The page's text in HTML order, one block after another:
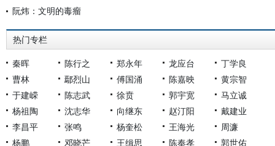
阮炜：文明的毒瘤
热门专栏
秦晖 陈行之 郑永年 龙应台
丁学良
曹林
鄢烈山 傅国涌 陈嘉映
黄宗智
于建嵘
陈志武 徐贲 郭宇宽
马立诚
杨祖陶
沈志华 向继东 赵汀阳
戴建业
李昌平
张鸣 杨奎松 王海光
周濂
杨鹏
邓晓芒 王缉思 陈奉孝 郭世佑